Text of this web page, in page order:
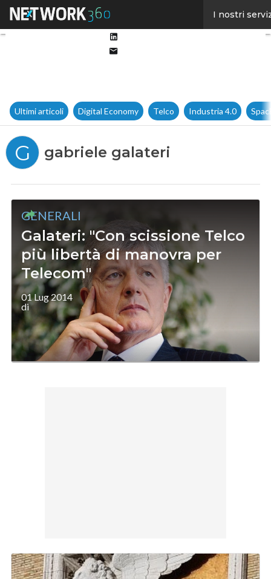
I nostri
Ultimi articoli Digital Economy Telco Industria 4.0
G gabriele galateri
GENERALI
Galateri: "Con scissione Telco
più libertà di manovra per
Telecom"
01 Lug 2014
di